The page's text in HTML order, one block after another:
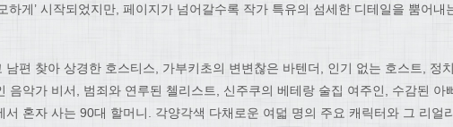
하게’ 시작되었지만, 페이지가 넘어갈수록 작가 특유의 섬세한 디테일을 뿜어내
남편 찾아 상경한 호스티스, 가부키초의 변변찮은 바텐더, 인기 없는 호스트, 정
음악가 비서, 범죄와 연루된 첼리스트, 신주쿠의 베테랑 술집 여주인, 수감된 아
서 혼자 사는 90대 할머니. 각양각색 다채로운 여덟 명의 주요 캐릭터와 그 리얼